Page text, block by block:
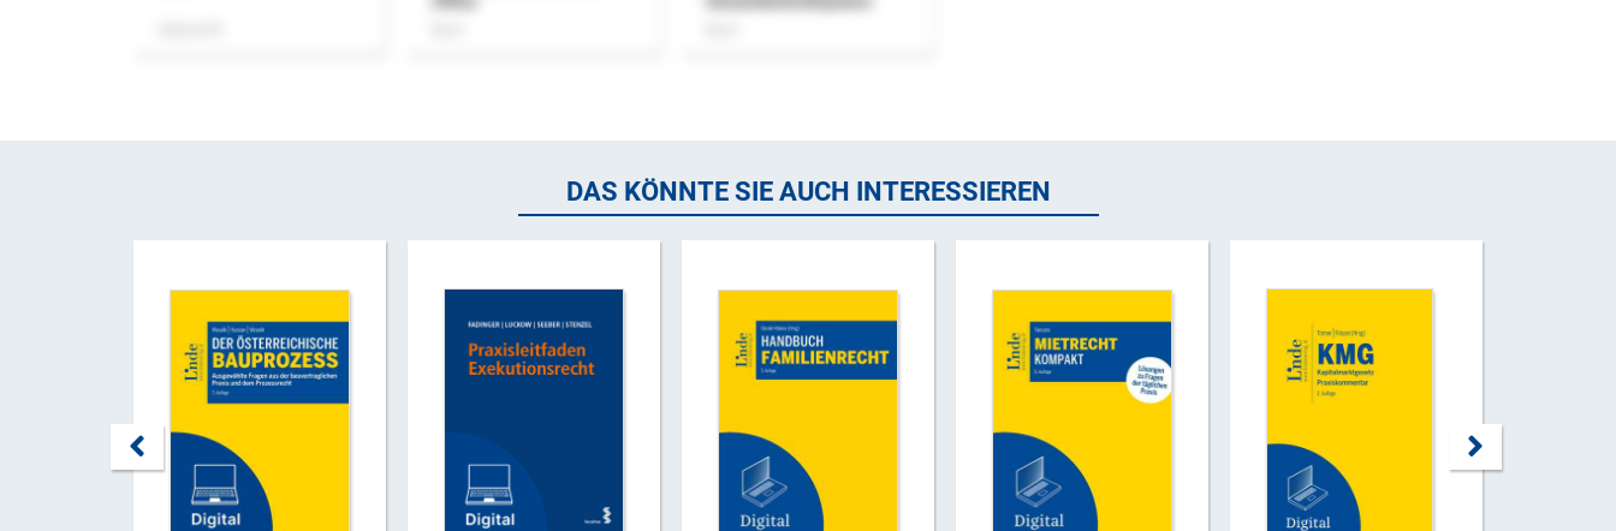
DAS KÖNNTE SIE AUCH INTERESSIEREN